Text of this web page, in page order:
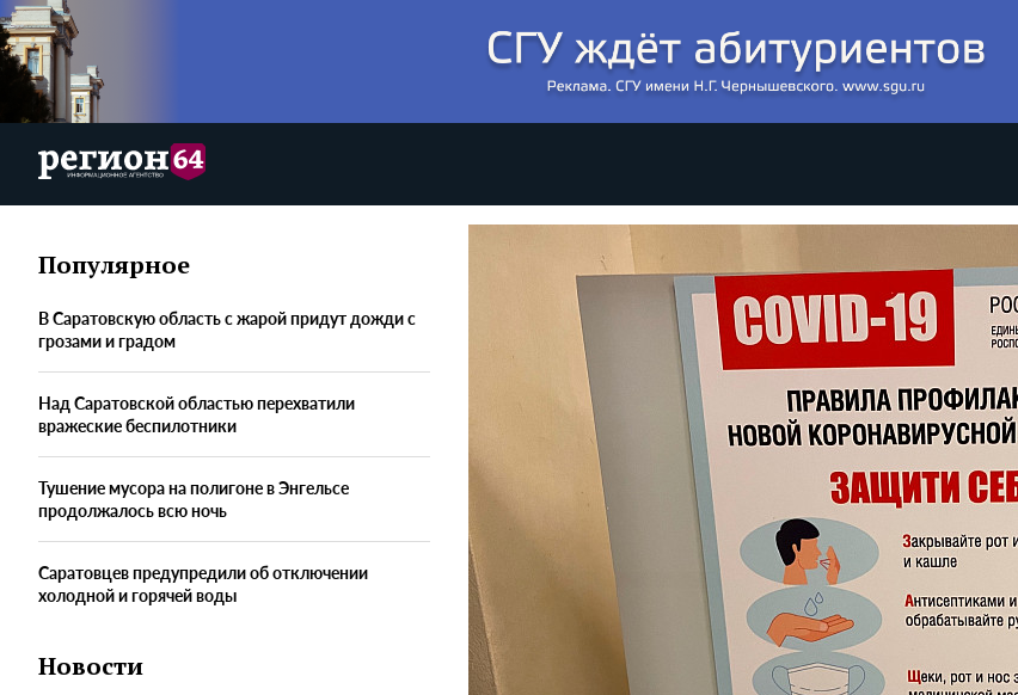
Популярное
В Саратовскую область с жарой придут дожди с
грозами и градом
Над Саратовской областью перехватили
вражеские беспилотники
Тушение мусора на полигоне в Энгельсе
продолжалось всю ночь
Саратовцев предупредили об отключении
холодной и горячей воды
Новости